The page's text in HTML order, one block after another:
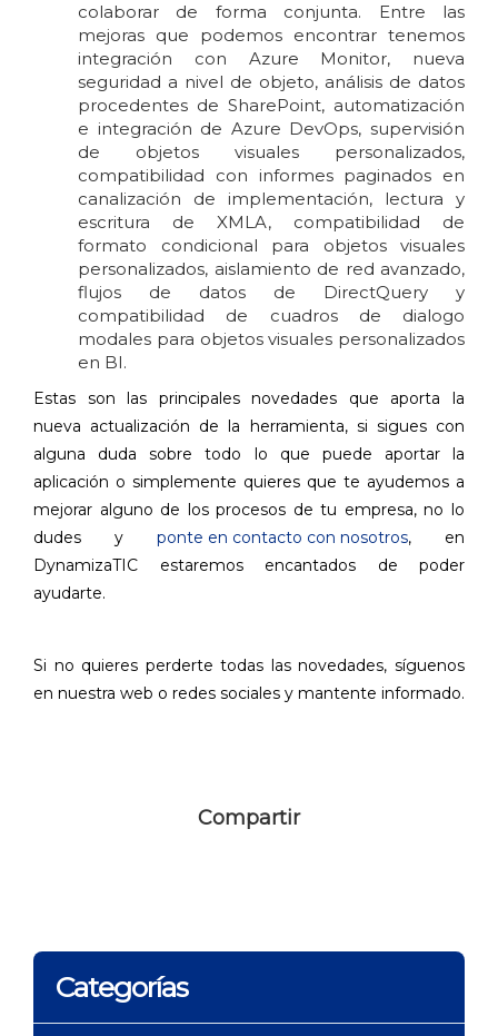
colaborar de forma conjunta. Entre las
mejoras que podemos encontrar tenemos
integración con Azure Monitor, nueva
seguridad a nivel de objeto, análisis de datos
procedentes de SharePoint, automatización
e integración de Azure DevOps, supervisión
de objetos visuales personalizados,
compatibilidad con informes paginados en
canalización de implementación, lectura y
escritura de XMLA, compatibilidad de
formato condicional para objetos visuales
personalizados, aislamiento de red avanzado,
flujos de datos de DirectQuery y
compatibilidad de cuadros de dialogo
modales para objetos visuales personalizados
en BI.
Estas son las principales novedades que aporta la
nueva actualización de la herramienta, si sigues con
alguna duda sobre todo lo que puede aportar la
aplicación o simplemente quieres que te ayudemos a
mejorar alguno de los procesos de tu empresa, no lo
dudes y ponte en contacto con nosotros, en
DynamizaTIC estaremos encantados de poder
ayudarte.
Si no quieres perderte todas las novedades, síguenos
en nuestra web o redes sociales y mantente informado.
Compartir
Categorías